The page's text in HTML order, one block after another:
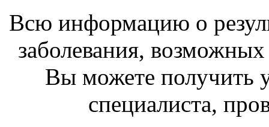
Всю информацию о
заболевания,
Вы можете получить
специалиста,